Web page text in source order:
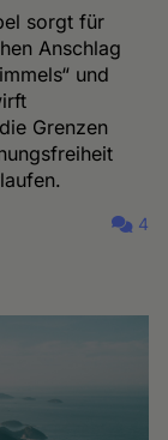
sorgt für
Anschlag
und
Grenzen
4